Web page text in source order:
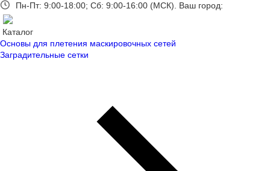
Пн-Пт: 9:00-18:00; Сб: 9:00-16:00 (МСК). Ваш город:
Каталог
Основы для плетения маскировочных сетей
Заградительные сетки